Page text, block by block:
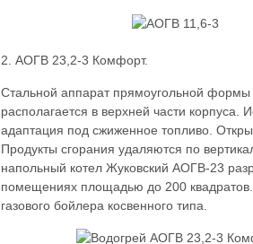
2. АОГВ 23,2-3 Комфорт.
Стальной аппарат прямоугольной
располагается в верхней части
адаптация под сжиженное топливо.
Продукты сгорания удаляются по
напольный котел Жуковский АОГВ-23
помещениях площадью до 200
газового бойлера косвенного типа.